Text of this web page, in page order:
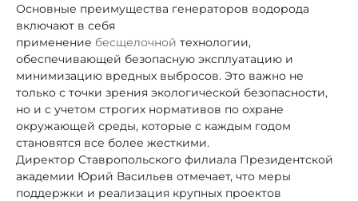
Основные преимущества генераторов водорода
включают в себя
применение бесщелочной технологии,
обеспечивающей безопасную эксплуатацию и
минимизацию вредных выбросов. Это важно не
только с точки зрения экологической безопасности,
но и с учетом строгих нормативов по охране
окружающей среды, которые с каждым годом
становятся все более жесткими.
Директор Ставропольского филиала Президентской
академии Юрий Васильев отмечает, что меры
поддержки и реализация крупных проектов